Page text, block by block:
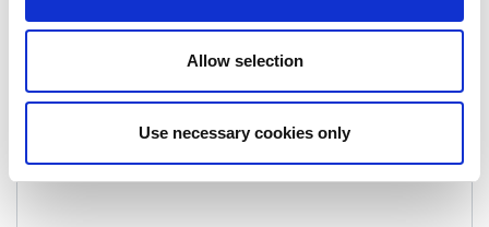
Allow selection
Use necessary cookies only
Comment